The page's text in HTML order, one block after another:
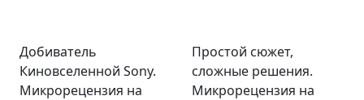
Добиватель
Киновселенной Sony.
Микрорецензия на
Простой сюжет,
сложные решения.
Микрорецензия на